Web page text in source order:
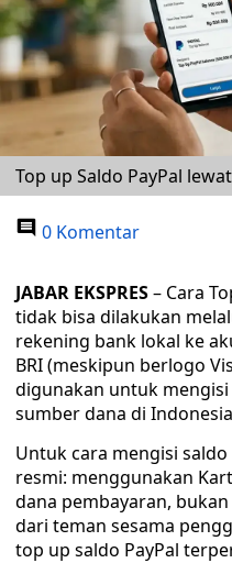
Top up Saldo PayPal
0 Komentar
JABAR EKSPRES– Cara
tidak bisa dilakukan
rekening bank lokal ke
BRI (meskipun berlogo
digunakan untuk
sumber dana di
Untuk cara mengisi
resmi: menggunakan
dana pembayaran,
dari teman sesama
top up saldo PayPal